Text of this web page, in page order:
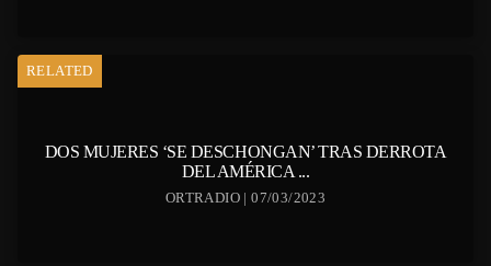
RELATED
DOS MUJERES ‘SE DESCHONGAN’ TRAS DERROTA
DEL AMÉRICA ...
ORTRADIO | 07/03/2023